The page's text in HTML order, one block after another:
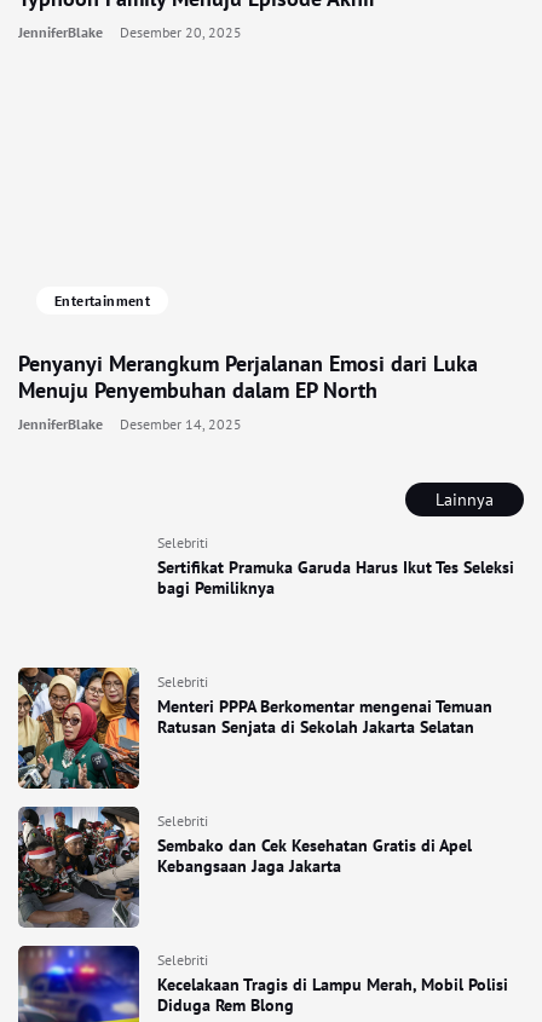
Lainnya
Selebriti
Sertifikat Pramuka Garuda Harus Ikut Tes Seleksi
bagi Pemiliknya
Selebriti
Menteri PPPA Berkomentar mengenai Temuan
Ratusan Senjata di Sekolah Jakarta Selatan
Selebriti
Sembako dan Cek Kesehatan Gratis di Apel
Kebangsaan Jaga Jakarta
Selebriti
Kecelakaan Tragis di Lampu Merah, Mobil Polisi
Diduga Rem Blong
JenniferBlake Desember 20, 2025
Entertainment
Penyanyi Merangkum Perjalanan Emosi dari Luka
Menuju Penyembuhan dalam EP North
JenniferBlake Desember 14, 2025